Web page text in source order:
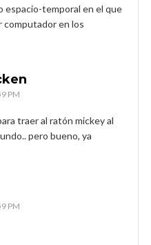
espacio-temporal en el que
computador en los
PM
traer al ratón mickey al
pero bueno, ya
PM